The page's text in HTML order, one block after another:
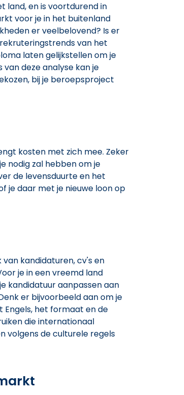
land, en is voortdurend in
voor je in het buitenland
er veelbelovend? Is er
van het
laten gelijkstellen om je
deze analyse kan je
bij je beroepsproject
kosten met zich mee. Zeker
nodig zal hebben om je
de levensduurte en het
je daar met je nieuwe loon op
kandidaturen, cv's en
je in een vreemd land
kandidatuur aanpassen aan
er bijvoorbeeld aan om je
het formaat en de
die internationaal
volgens de culturele regels